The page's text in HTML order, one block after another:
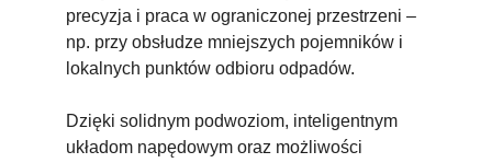
precyzja i praca w ograniczonej przestrzeni –
np. przy obsłudze mniejszych pojemników i
lokalnych punktów odbioru odpadów.
Dzięki solidnym podwoziom, inteligentnym
układom napędowym oraz możliwości